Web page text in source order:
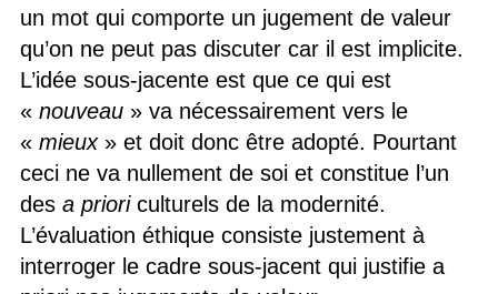
un mot qui comporte un jugement de valeur
qu’on ne peut pas discuter car il est implicite.
L’idée sous-jacente est que ce qui est
« nouveau» va nécessairement vers le
« mieux» et doit donc être adopté. Pourtant
ceci ne va nullement de soi et constitue l’un
des a prioriculturels de la modernité.
L’évaluation éthique consiste justement à
interroger le cadre sous-jacent qui justifie a